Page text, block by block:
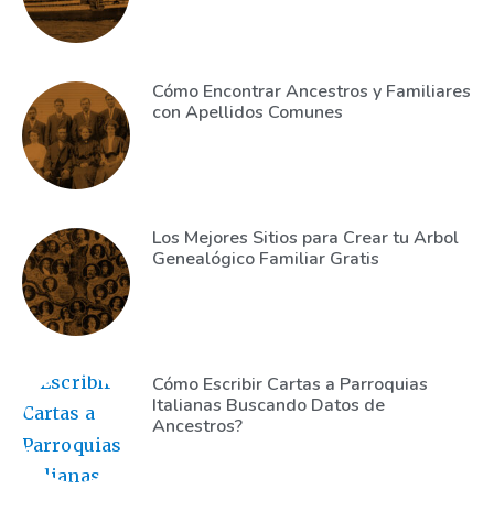
Cómo Encontrar Ancestros y Familiares
con Apellidos Comunes
Los Mejores Sitios para Crear tu Arbol
Genealógico Familiar Gratis
Cómo Escribir Cartas a Parroquias
Italianas Buscando Datos de
Ancestros?